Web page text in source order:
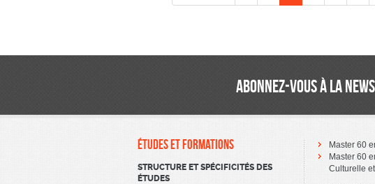
ABONNEZ-VOUS À LA
ÉTUDES ET FORMATIONS
STRUCTURE ET SPÉCIFICITÉS DES
ÉTUDES
Master 60
Master 60
Culturelle